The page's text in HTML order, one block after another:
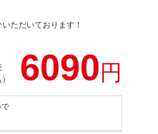
ただいております！
6090円
で